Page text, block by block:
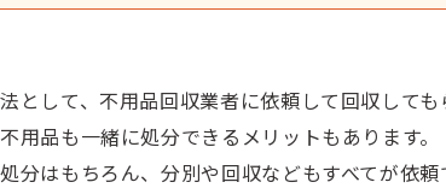
として、不用品回収業者に依頼して回収して
用品も一緒に処分できるメリットもあります。
分はもちろん、分別や回収などもすべてが依